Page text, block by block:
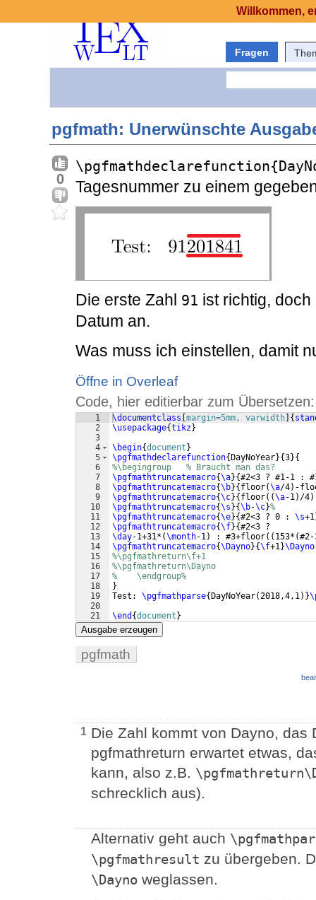
Fragen
pgfmath: Unerwünschte
0 Tagesnummer zu einem
Die erste Zahl 91 ist richtig,
Datum an.
Was muss ich einstellen, damit
Öffne in Overleaf
Code, hier editierbar zum Übersetzen:
1
2
3
4
5
6
7
8
9
10
11
12
13
14
15
16
17
18
19
20
21
\documentclass margin=5mm, varwidth {
\usepackage{tikz}
\begin{document }
\pgfmathdeclarefunction{ DayNoYear}{3}{
%\begingroup   % Braucht man das?
\pgfmathtruncatemacro{\a}{#2<3 ? #1-1 :
\pgfmathtruncatemacro{\b}{ floor(\a/4) -
\pgfmathtruncatemacro{\c}{ floor((\a-1) /4)
\pgfmathtruncatemacro{\s }{\b-\c}%
\pgfmathtruncatemacro{\e}{#2<3 ? 0 : \s+1
\pgfmathtruncatemacro{\f}{#2<3 ?
\day-1+31* (\month-1) : #3+floor(( 153* (#2-
\pgfmathtruncatemacro{\Dayno}{\f+1}\Dayno
%\pgfmathreturn\f+1
%\pgfmathreturn\Dayno
%    \endgroup%
}
Test: \pgfmathparse{ DayNoYear(2018,4,1)}
\end {document }
Ausgabe erzeugen
pgfmath
1 Die Zahl kommt von Dayno, das
pgfmathreturn erwartet etwas,
kann, also z.B.
schrecklich aus).
Alternativ geht auch
\pgfmathresult zu übergeben.
\Dayno weglassen.
Willkommen,